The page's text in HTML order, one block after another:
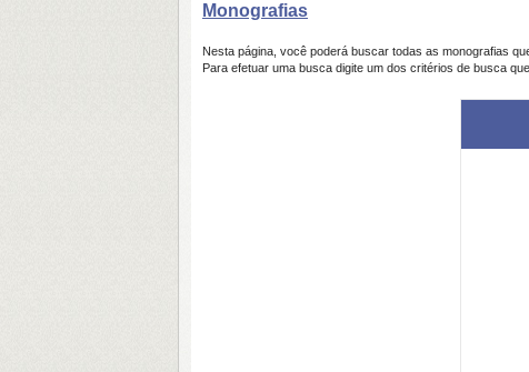
Monografias
Nesta página, você poderá buscar todas as monografias
Para efetuar uma busca digite um dos critérios de busca